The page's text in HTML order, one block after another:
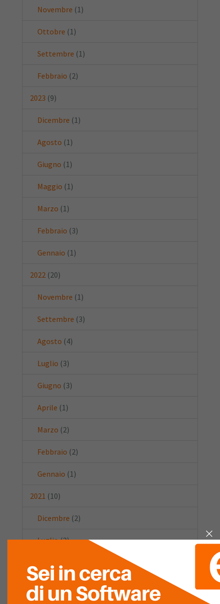
Novembre (1)
Ottobre (1)
Settembre (1)
Febbraio (2)
2023 (9)
Dicembre (1)
Agosto (1)
Giugno (1)
Maggio (1)
Marzo (1)
Febbraio (3)
Gennaio (1)
2022 (20)
Novembre (1)
Settembre (3)
Agosto (4)
Luglio (3)
Giugno (3)
Aprile (1)
Marzo (2)
Febbraio (2)
Gennaio (1)
2021 (10)
Dicembre (2)
Luglio(2)
Aprile